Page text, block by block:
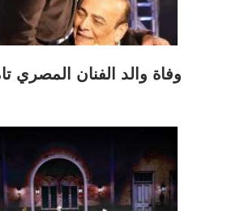
وفاة والد الفنان المصري